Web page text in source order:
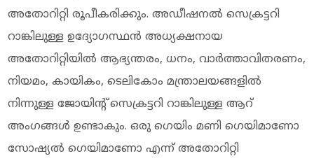
അതോറിറ്റി രൂപീകരിക്കും. അഡീഷനല്‍ സെക്രട്ടറി
റാങ്കിലുള്ള ഉദ്യോഗസ്ഥന്‍ അധ്യക്ഷനായ
അതോറിറ്റിയില്‍ ആഭ്യന്തരം, ധനം, വാര്‍ത്താവിതരണം,
നിയമം, കായികം, ടെലികോം മന്ത്രാലയങ്ങളില്‍
നിന്നുള്ള ജോയിന്റ് സെക്രട്ടറി റാങ്കിലുള്ള ആറ്
അംഗങ്ങള്‍ ഉണ്ടാകും. ഒരു ഗെയിം മണി ഗെയിമാണോ
സോഷ്യല്‍ ഗെയിമാണോ എന്ന് അതോറിറ്റി